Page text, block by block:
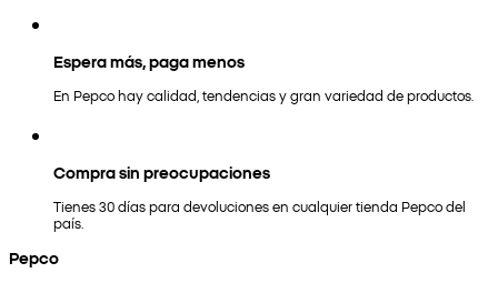
Espera más, paga menos
En Pepco hay calidad, tendencias y gran variedad de productos.
Compra sin preocupaciones
Tienes 30 días para devoluciones en cualquier tienda Pepco del
país.
Pepco